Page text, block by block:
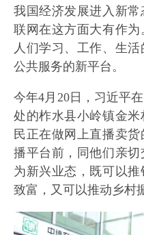
我国经济发展进入新
联网在这方面大有作
人们学习、工作、生
公共服务的新平台。
今年4月20日，习近平
处的柞水县小岭镇金
民正在做网上直播卖
播平台前，同他们亲
为新兴业态，既可以
致富，又可以推动乡村